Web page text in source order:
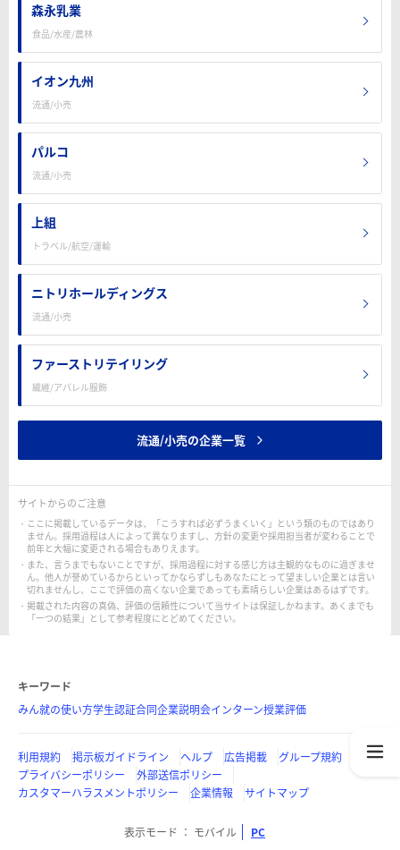
森永乳業
食品/水産/農林
イオン九州
流通/小売
パルコ
流通/小売
上組
トラベル/航空/運輸
ニトリホールディングス
流通/小売
ファーストリテイリング
繊維/アパレル服飾
流通/小売の企業一覧
サイトからのご注意
ここに掲載しているデータは、「こうすれば必ずうまくいく」という類のものではあり
ません。採用過程は人によって異なりますし、方針の変更や採用担当者が変わることで
前年と大幅に変更される場合もありえます。
また、言うまでもないことですが、採用過程に対する感じ方は主観的なものに過ぎませ
ん。他人が誉めているからといってかならずしもあなたにとって望ましい企業とは言い
切れませんし、ここで評価の高くない企業であっても素晴らしい企業はあるはずです。
掲載された内容の真偽、評価の信頼性について当サイトは保証しかねます。あくまでも
「一つの結果」として参考程度にとどめてください。
キーワード
みん就の使い方学生認証合同企業説明会インターン授業評価
利用規約 掲示板ガイドライン ヘルプ 広告掲載
グループ規約
プライバシーポリシー
外部送信ポリシー
カスタマーハラスメントポリシー
企業情報 サイトマップ
表示モード モバイル PC